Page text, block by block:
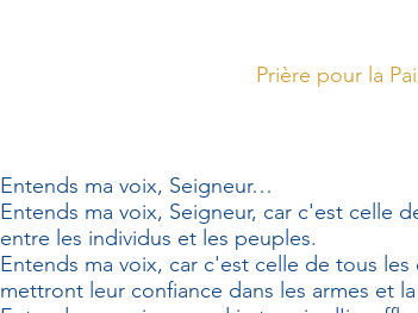
Prière pour la
Entends ma voix, Seigneur…
Entends ma voix, Seigneur, car c'est celle
entre les individus et les peuples.
Entends ma voix, car c'est celle de tous
mettront leur confiance dans les armes et